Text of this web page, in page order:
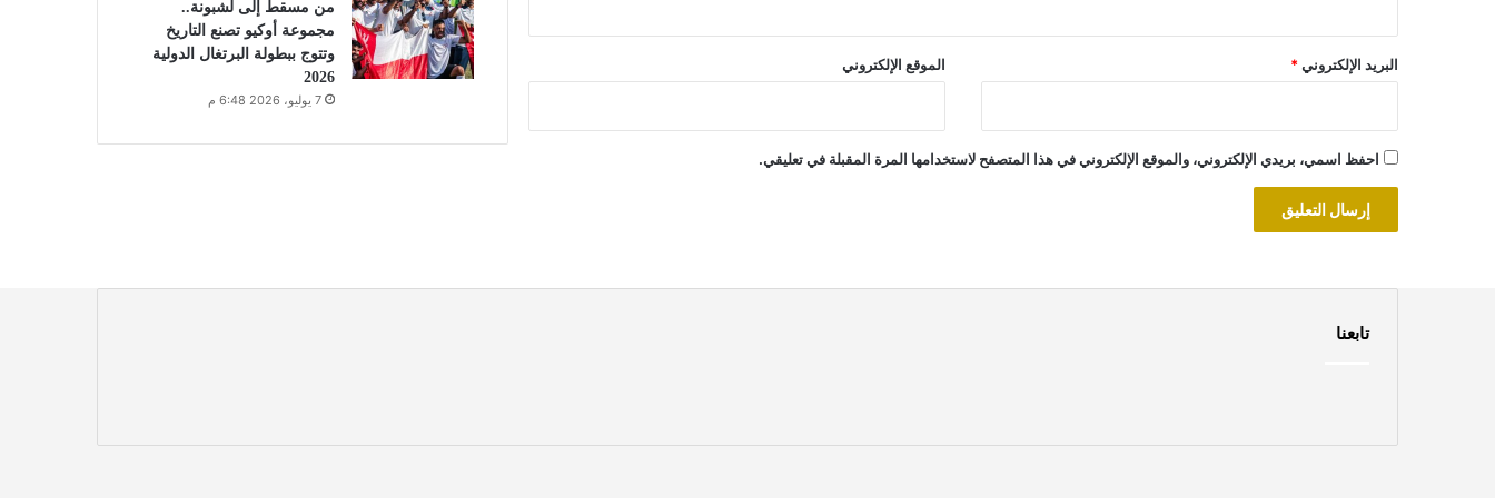
البريد الإلكتروني* الموقع الإلكتروني
احفظ اسمي، بريدي الإلكتروني، والموقع الإلكتروني في هذا المتصفح لاستخدامها المرة المقبلة في تعليقي.
من مسقط إلى لشبونة..
مجموعة أوكيو تصنع التاريخ
وتتوج ببطولة البرتغال الدولية
2026
7 يوليو، 2026 6:48 م
تابعنا